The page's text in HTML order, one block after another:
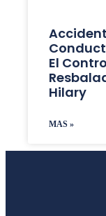
El
Hilary
MAS »